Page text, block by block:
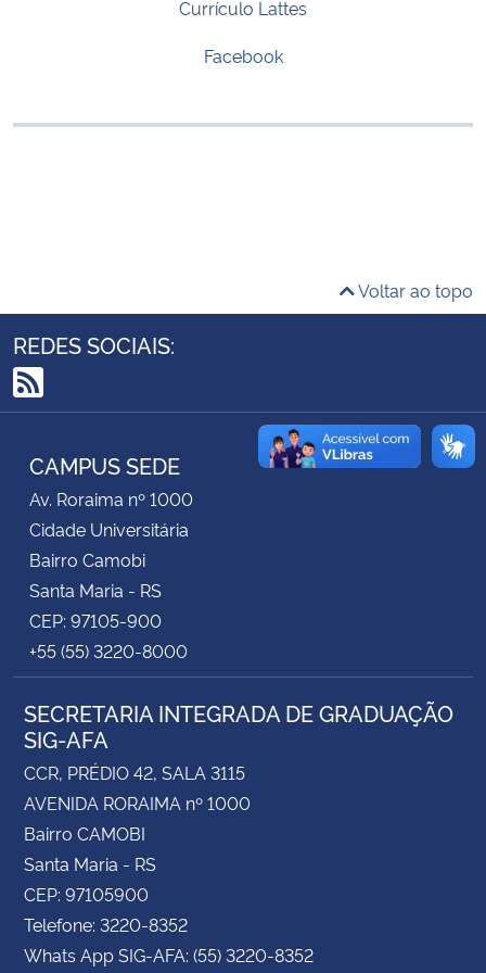
Ministério de Minas e Energia
Ministério do Desenvolvimento Regional
Ministério da Mulher, da Família e dos Direitos Humanos
Secretaria-Geral
Secretaria de Governo
Gabinete de Segurança Institucional
Advocacia-Geral da União
Banco Central do Brasil
Planalto
Currículo Lattes
Facebook
Voltar ao topo
REDES SOCIAIS:
RSS
CAMPUS SEDE
Av. Roraima nº 1000
Cidade Universitária
Bairro Camobi
Santa Maria - RS
CEP: 97105-900
+55 (55) 3220-8000
SECRETARIA INTEGRADA DE GRADUAÇÃO
SIG-AFA
CCR, PRÉDIO 42, SALA 3115
AVENIDA RORAIMA nº 1000
Bairro CAMOBI
Santa Maria - RS
CEP: 97105900
Telefone: 3220-8352
Whats App SIG-AFA: (55) 3220-8352